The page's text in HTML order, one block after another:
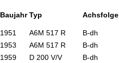
Baujahr Typ Achsfolge
1951 A6M 517 R
B-dh
1953 A6M 517 R
B-dh
1959 D 200 V/V B-dh